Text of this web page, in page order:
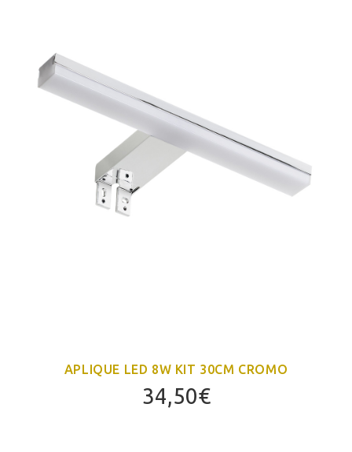
APLIQUE LED 8W KIT 30CM CROMO
34,50€